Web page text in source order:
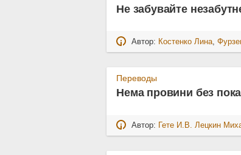
Не забувайте
Автор: Костенко Лина ,
Переводы
Нема провини без
Автор: Гете И.В. Лецкин